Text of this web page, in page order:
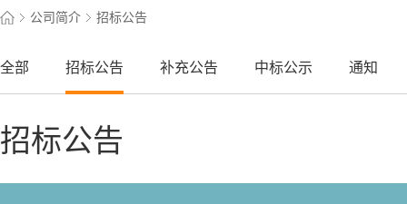
公司简介 招标公告
全部 招标公告 补充公告 中标公示 通知
招标公告